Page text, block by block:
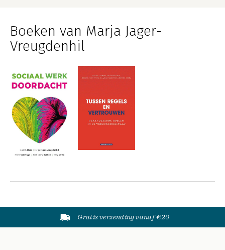
Boeken van Marja Jager-
Vreugdenhil
Gratis verzending vanaf €20